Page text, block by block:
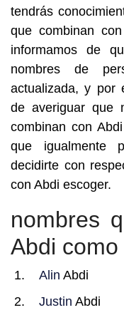
tendrás
que combinan
informamos de
nombres de
actualizada, y por
de averiguar que
combinan con
que igualmente
decidirte con
con Abdi escoger.
nombres
Abdi
Alin Abdi
Justin Abdi